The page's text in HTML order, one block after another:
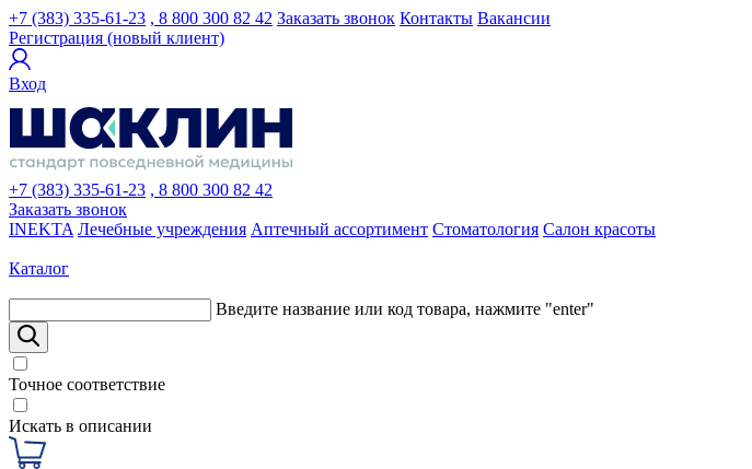
+7 (383) 335-61-23 , 8 800 300 82 42 Заказать звонок Контакты Вакансии
Регистрация (новый клиент)
Вход
+7 (383) 335-61-23 , 8 800 300 82 42
Заказать звонок
INEKTA Лечебные учреждения Аптечный ассортимент Стоматология Салон красоты
Каталог
Введите название или код товара, нажмите "enter"
Точное соответствие
Искать в описании